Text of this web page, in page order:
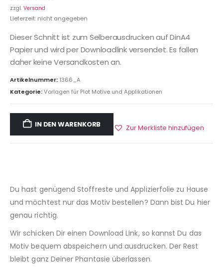
zzgl. Versand
Lieferzeit: nicht angegeben
Dieser Schnitt ist zum Selberausdrucken auf DinA4
Papier und wird per Downloadlink versendet. Es fallen
daher keine Versandkosten an.
Artikelnummer: 1366_A
Kategorie:Vorlagen für Plot Motive und Applikationen
IN DEN WARENKORB Zur Merkliste hinzufügen
Du hast genügend Stoffreste und Applizierfolie zu Hause
und möchtest nur das Motiv bestellen? Dann bist Du hier
genau richtig.
Wir schicken Dir einen Download Link, so kannst Du das
Motiv bequem abspeichern und ausdrucken. Der Rest
bleibt ganz Deiner Phantasie überlassen.